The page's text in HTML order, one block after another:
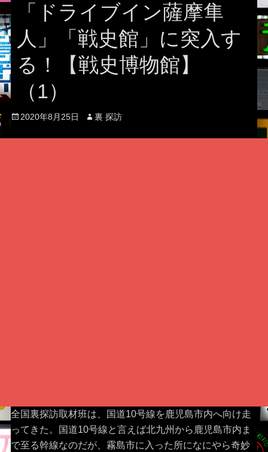
「ドライブイン薩摩隼
人」「戦史館」に突入す
る！【戦史博物館】
（1）
Posted
2020年8月25日 Author
裏 探訪
全国裏探訪取材班は、国道10号線を鹿児島市内へ向け走
ってきた。国道10号線と言えば北九州から鹿児島市内ま
で至る幹線なのだが、霧島市に入った所になにやら奇妙